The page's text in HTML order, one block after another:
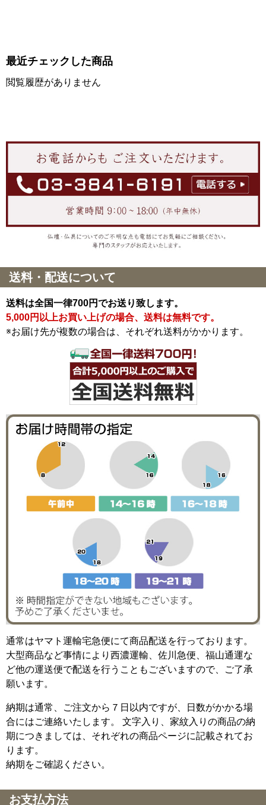
最近チェックした商品
閲覧履歴がありません
送料・配送について
送料は全国一律700円でお送り致します。
5,000円以上お買い上げの場合、送料は無料です。
※お届け先が複数の場合は、それぞれ送料がかかります。
通常はヤマト運輸宅急便にて商品配送を行っております。
大型商品など事情により西濃運輸、佐川急便、福山通運な
ど他の運送便で配送を行うこともございますので、ご了承
願います。
納期は通常、ご注文から７日以内ですが、日数がかかる場
合にはご連絡いたします。 文字入り、家紋入りの商品の納
期につきましては、それぞれの商品ページに記載されてお
ります。
納期をご確認ください。
お支払方法